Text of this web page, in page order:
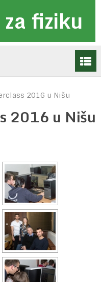
fiziku
2016 u Nišu
2016 u Nišu